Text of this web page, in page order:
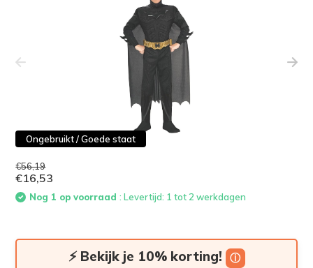
Ongebruikt / Goede staat
€56,19
€16,53
Nog 1 op voorraad: Levertijd: 1 tot 2 werkdagen
⚡ Bekijk je 10% korting! ⓘ